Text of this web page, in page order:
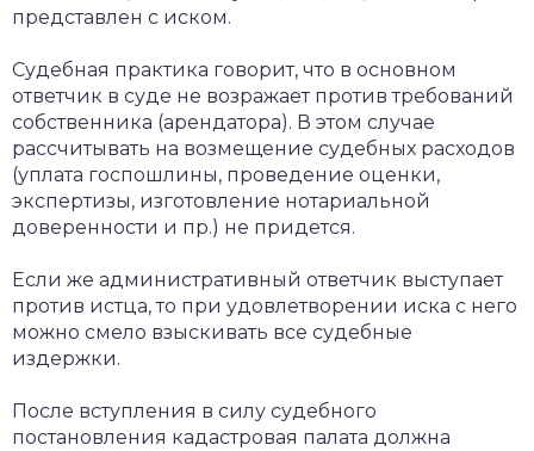
представлен с иском.
Судебная практика говорит, что в основном
ответчик в суде не возражает против требований
собственника (арендатора). В этом случае
рассчитывать на возмещение судебных расходов
(уплата госпошлины, проведение оценки,
экспертизы, изготовление нотариальной
доверенности и пр.) не придется.
Если же административный ответчик выступает
против истца, то при удовлетворении иска с него
можно смело взыскивать все судебные
издержки.
После вступления в силу судебного
постановления кадастровая палата должна